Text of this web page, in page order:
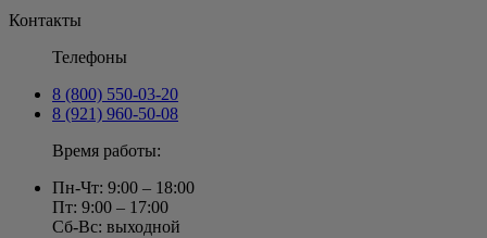
Контакты
Телефоны
8 (800) 550-03-20
8 (921) 960-50-08
Время работы:
Пн-Чт: 9:00 – 18:00
Пт: 9:00 – 17:00
Сб-Вс: выходной